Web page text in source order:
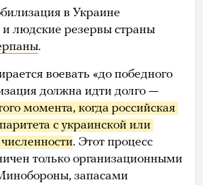
в Украине
и людские резервы страны
.
воевать «до победного
должна идти долго —
момента, когда российская
с украинской или
численности. Этот процесс
только организационными
запасами